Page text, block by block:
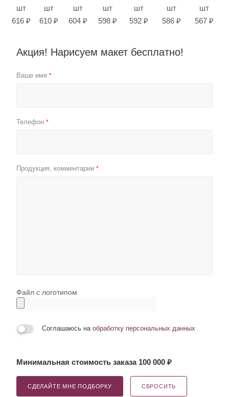
шт
616 ₽
шт
610 ₽
шт
604 ₽
шт
598 ₽
шт
592 ₽
шт
586 ₽
шт
567 ₽
Акция! Нарисуем макет бесплатно!
Ваше имя *
Телефон *
Продукция, комментарии *
Файл с логотипом
Соглашаюсь на обработку персональных данных
Минимальная стоимость заказа 100 000 ₽
СДЕЛАЙТЕ МНЕ ПОДБОРКУ СБРОСИТЬ